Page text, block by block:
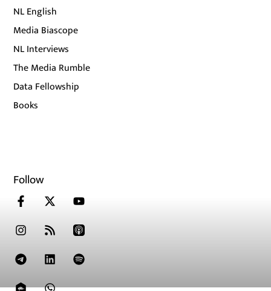
NL English
Media Biascope
NL Interviews
The Media Rumble
Data Fellowship
Books
Follow